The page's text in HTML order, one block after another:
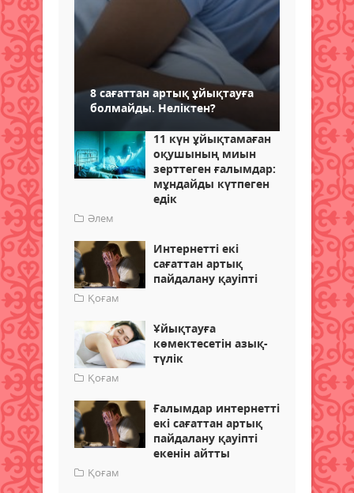
8 сағаттан артық ұйықтауға
болмайды. Неліктен?
11 күн ұйықтамаған
оқушының миын
зерттеген ғалымдар:
мұндайды күтпеген
едік
Әлем
Интернетті екі
сағаттан артық
пайдалану қауіпті
Қоғам
Ұйықтауға
көмектесетін азық-
түлік
Қоғам
Ғалымдар интернетті
екі сағаттан артық
пайдалану қауіпті
екенін айтты
Қоғам